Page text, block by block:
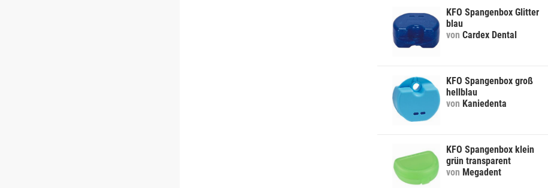
KFO Spangenbox Glitter
blau
von Cardex Dental
KFO Spangenbox groß
hellblau
von Kaniedenta
KFO Spangenbox klein
grün transparent
von Megadent